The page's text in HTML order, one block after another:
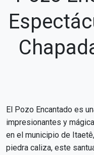
El Pozo Encantado es
impresionantes y
en el municipio de
piedra caliza, este